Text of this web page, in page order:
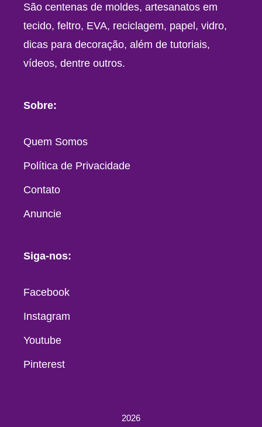
São centenas de moldes, artesanatos em
tecido, feltro, EVA, reciclagem, papel, vidro,
dicas para decoração, além de tutoriais,
vídeos, dentre outros.
Sobre:
Quem Somos
Política de Privacidade
Contato
Anuncie
Siga-nos:
Facebook
Instagram
Youtube
Pinterest
2026